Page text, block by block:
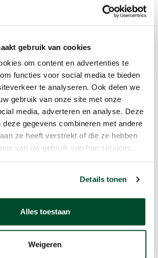
gebruik van cookies
om content en advertenties te
functies voor social media te bieden
te analyseren. Ook delen we
gebruik van onze site met onze
media, adverteren en analyse. Deze
deze gegevens combineren met andere
ze heeft verstrekt of die ze hebben
van uw gebruik van hun services.
Details tonen
Alles toestaan
Weigeren
producten